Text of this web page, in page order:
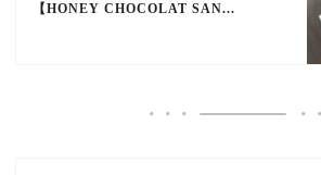
【HONEY CHOCOLAT SAN...